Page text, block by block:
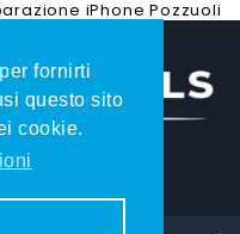
fornirti
questo sito
cookie.
iPhone Pozzuoli